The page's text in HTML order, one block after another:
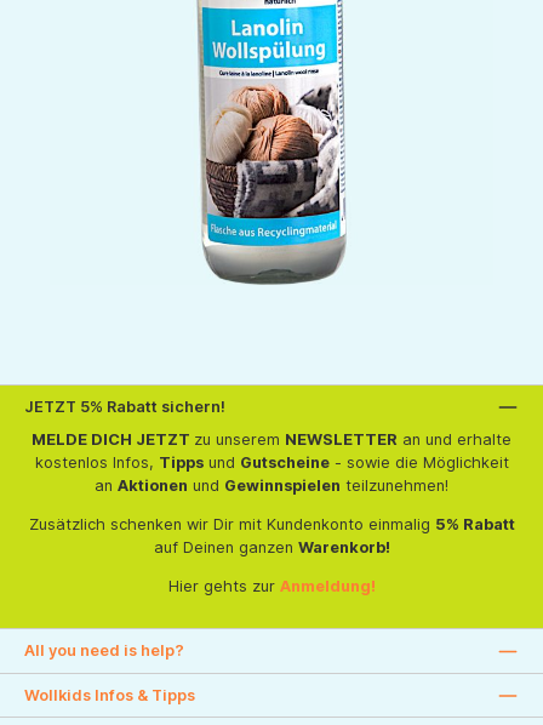
JETZT 5% Rabatt sichern!
MELDE DICH JETZT zu unserem NEWSLETTER an und erhalte
kostenlos Infos, Tippsund Gutscheine- sowie die Möglichkeit
an Aktionen und Gewinnspielen teilzunehmen!
Zusätzlich schenken wir Dir mit Kundenkonto einmalig 5% Rabatt
auf Deinen ganzen Warenkorb!
Hier gehts zur Anmeldung!
All you need is help?
Wollkids Infos & Tipps